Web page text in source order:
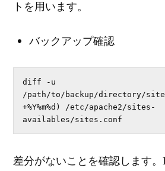
トを用います。
バックアップ確認
diff -u
/path/to/backup/directory/
+%Y%m%d) /etc/apache2/sites-
availables/sites.conf
差分がないことを確認します。